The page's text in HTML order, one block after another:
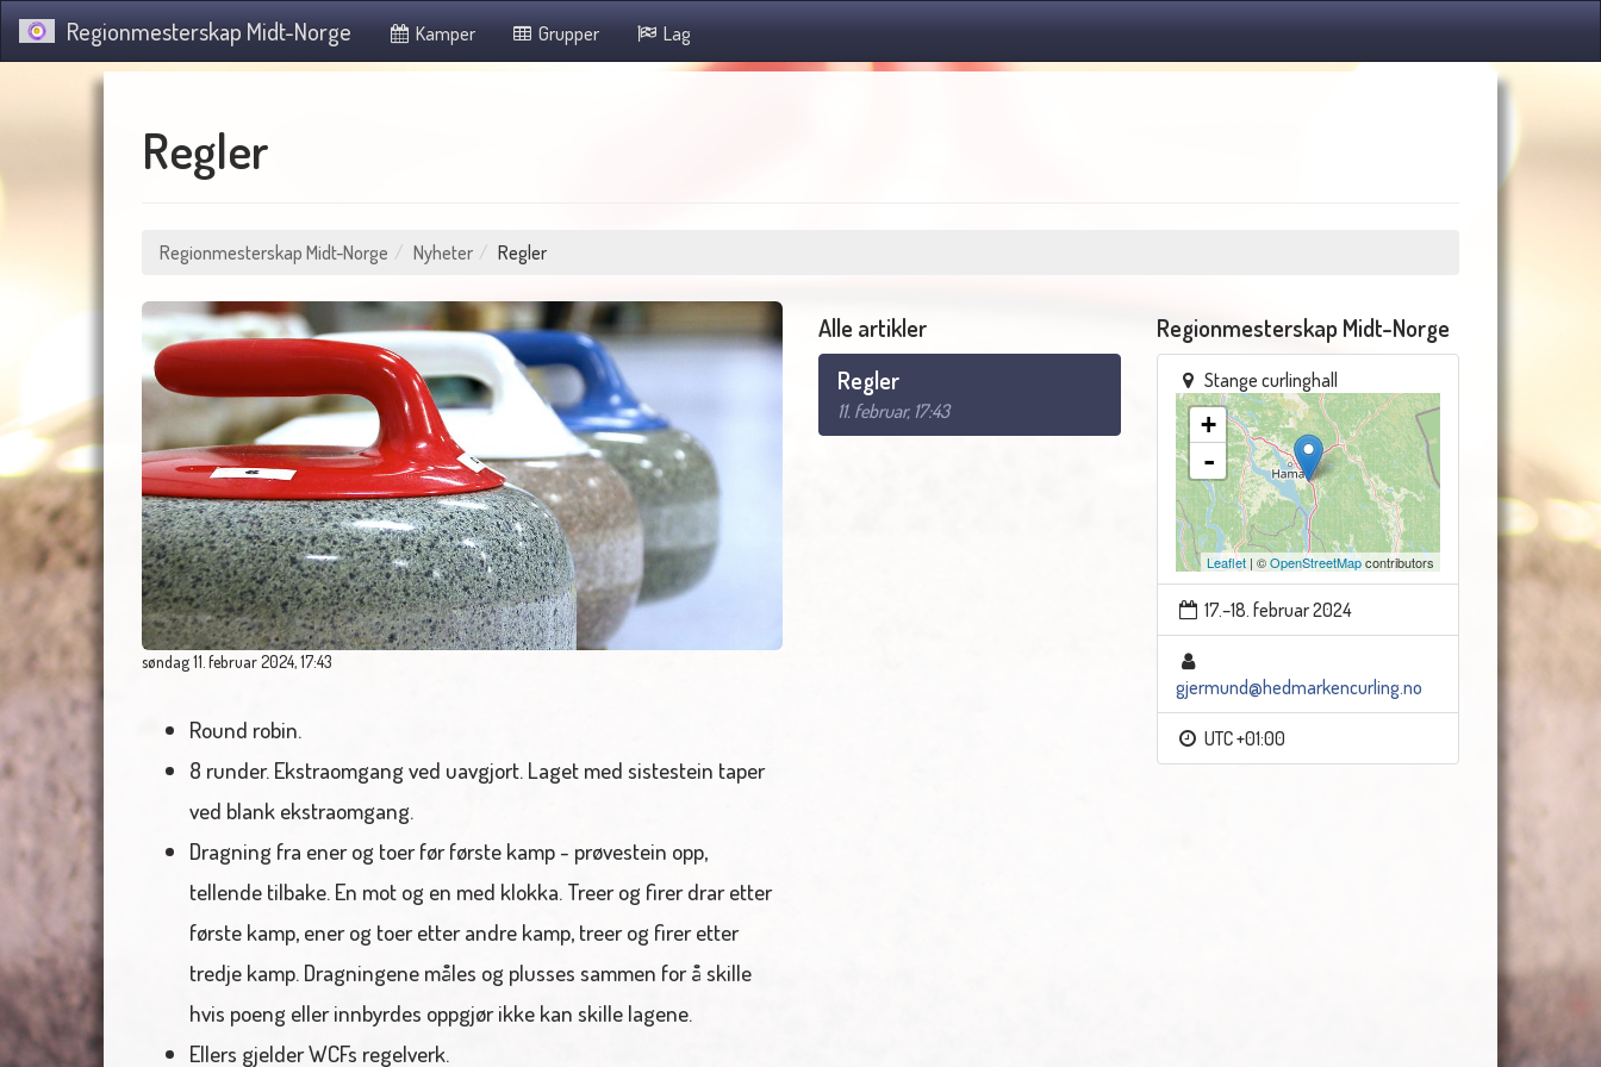
Regionmesterskap Midt-Norge Kamper Grupper Lag
Regler
Regionmesterskap Midt-Norge Nyheter Regler
søndag 11. februar 2024, 17:43
Round robin.
8 runder. Ekstraomgang ved uavgjort. Laget med sistestein taper
ved blank ekstraomgang.
Dragning fra ener og toer før første kamp - prøvestein opp,
tellende tilbake. En mot og en med klokka. Treer og firer drar etter
første kamp, ener og toer etter andre kamp, treer og firer etter
tredje kamp. Dragningene måles og plusses sammen for å skille
hvis poeng eller innbyrdes oppgjør ikke kan skille lagene.
Ellers gjelder WCFs regelverk.
Regionmesterskap Midt-Norge
Stange curlinghall
+
-
Leaflet | ©OpenStreetMapcontributors
17.–18. februar 2024
gjermund@hedmarkencurling.no
UTC +01:00
Alle artikler
Regler
11. februar, 17:43